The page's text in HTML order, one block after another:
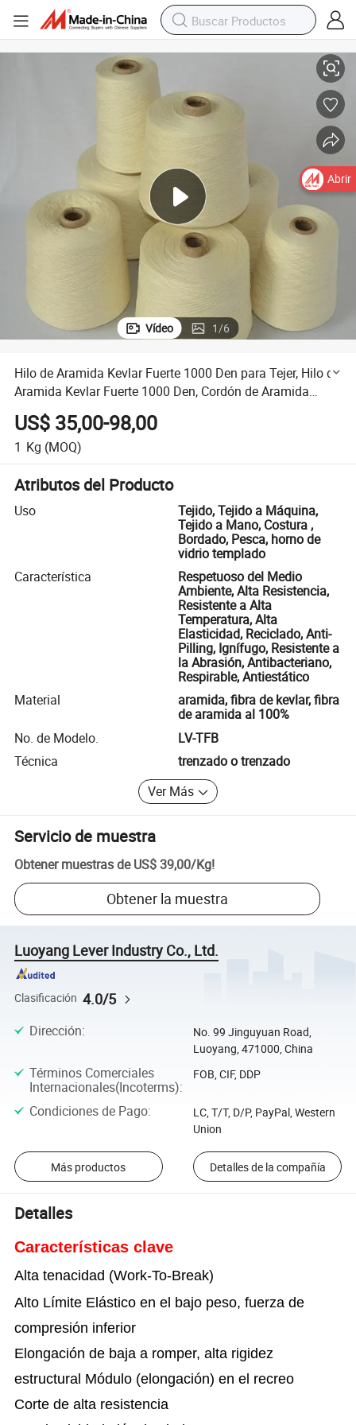
Vídeo 1/6
Hilo de Aramida Kevlar Fuerte 1000 Den para Tejer, Hilo de
Aramida Kevlar Fuerte 1000 Den, Cordón de Aramida
Kevlar, Hilo de Aramida Kevlar
US$ 35,00-98,00
1 Kg (MOQ)
Atributos del Producto
Uso
Tejido, Tejido a Máquina,
Tejido a Mano, Costura ,
Bordado, Pesca, horno de
vidrio templado
Característica
Respetuoso del Medio
Ambiente, Alta Resistencia,
Resistente a Alta
Temperatura, Alta
Elasticidad, Reciclado, Anti-
Pilling, Ignífugo, Resistente a
la Abrasión, Antibacteriano,
Respirable, Antiestático
Material
aramida, fibra de kevlar, fibra
de aramida al 100%
No. de Modelo.
LV-TFB
Técnica
trenzado o trenzado
Ver Más
Servicio de muestra
Obtener muestras de US$ 39,00/Kg!
Obtener la muestra
Luoyang Lever Industry Co., Ltd.
Clasificación 4.0/5
Dirección:
No. 99 Jinguyuan Road,
Luoyang, 471000, China
Términos Comerciales
Internacionales(Incoterms):
FOB, CIF, DDP
Condiciones de Pago:
LC, T/T, D/P, PayPal, Western
Union
Más productos Detalles de la compañía
Detalles
Características clave
Alta tenacidad (Work-To-Break)
Alto Límite Elástico en el bajo peso, fuerza de
compresión inferior
Elongación de baja a romper, alta rigidez
estructural Módulo (elongación) en el recreo
Corte de alta resistencia
Abrir